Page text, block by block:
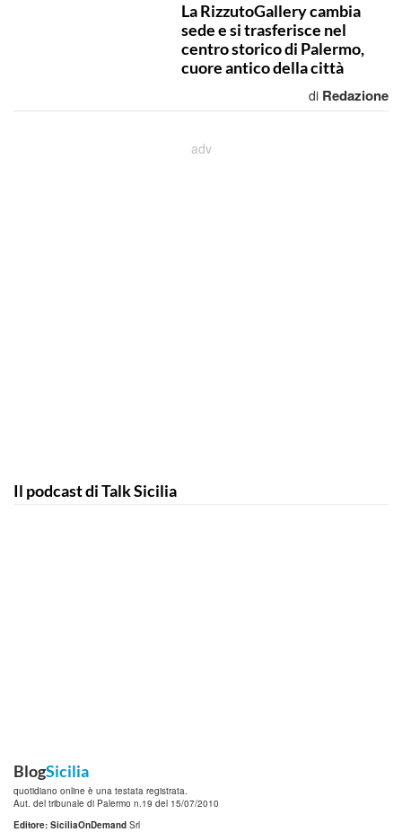
La RizzutoGallery cambia
sede e si trasferisce nel
centro storico di Palermo,
cuore antico della città
di Redazione
Il podcast di Talk Sicilia
BlogSicilia
quotidiano online è una testata registrata.
Aut. del tribunale di Palermo n.19 del 15/07/2010
Editore: SiciliaOnDemand Srl